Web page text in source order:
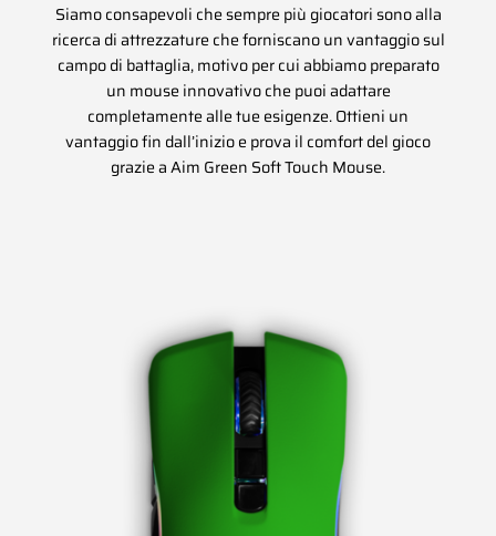
Siamo consapevoli che sempre più giocatori sono alla
ricerca di attrezzature che forniscano un vantaggio sul
campo di battaglia, motivo per cui abbiamo preparato
un mouse innovativo che puoi adattare
completamente alle tue esigenze. Ottieni un
vantaggio fin dall’inizio e prova il comfort del gioco
grazie a Aim Green Soft Touch Mouse.